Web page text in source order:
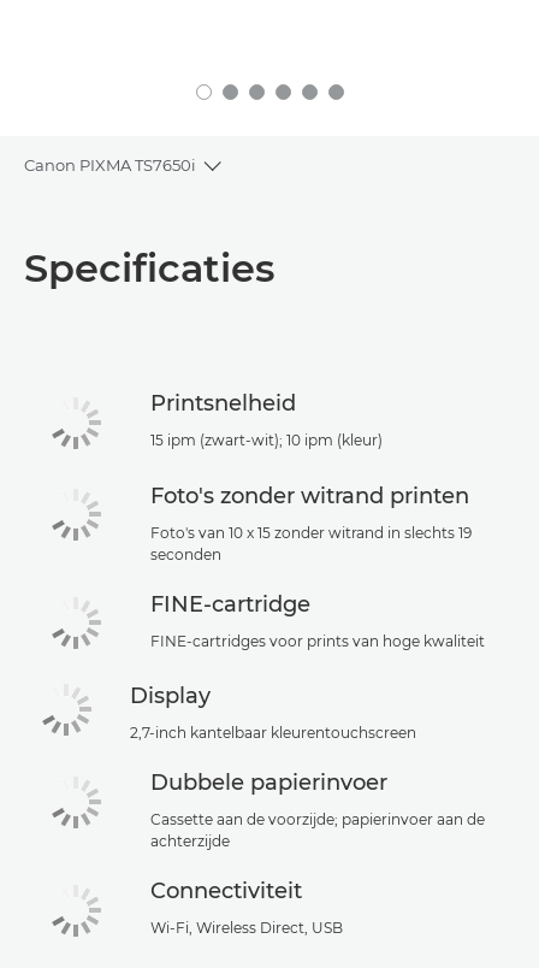
Canon PIXMA TS7650i
Toggle breadcrumbs
Specificaties
Specificaties
Printsnelheid
15 ipm (zwart-wit); 10 ipm (kleur)
Foto's zonder witrand printen
Foto's van 10 x 15 zonder witrand in slechts 19
seconden
FINE-cartridge
FINE-cartridges voor prints van hoge kwaliteit
Display
2,7-inch kantelbaar kleurentouchscreen
Dubbele papierinvoer
Cassette aan de voorzijde; papierinvoer aan de
achterzijde
Connectiviteit
Wi-Fi, Wireless Direct, USB